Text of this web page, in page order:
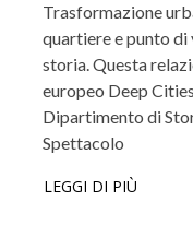
Trasformazione
quartiere e punto di
storia. Questa
europeo Deep
Dipartimento di
Spettacolo
LEGGI DI PIÙ